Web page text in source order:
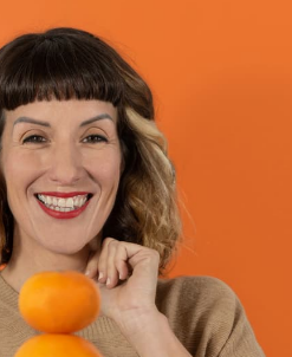
Piña
hoy